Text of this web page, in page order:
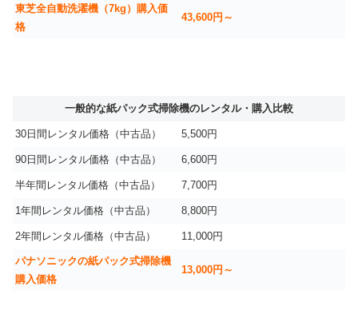
東芝全自動洗濯機（7kg）購入価
格
43,600円～
一般的な紙パック式掃除機のレンタル・購入比較
30日間レンタル価格（中古品） 5,500円
90日間レンタル価格（中古品） 6,600円
半年間レンタル価格（中古品） 7,700円
1年間レンタル価格（中古品） 8,800円
2年間レンタル価格（中古品） 11,000円
パナソニックの紙パック式掃除機
購入価格
13,000円～